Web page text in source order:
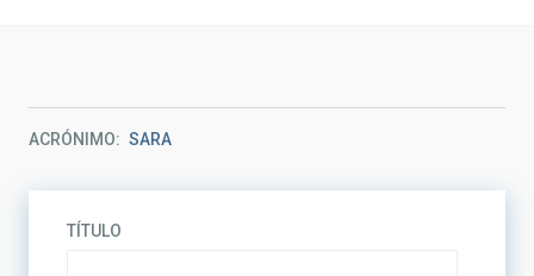
ACRÓNIMO SARA
TÍTULO